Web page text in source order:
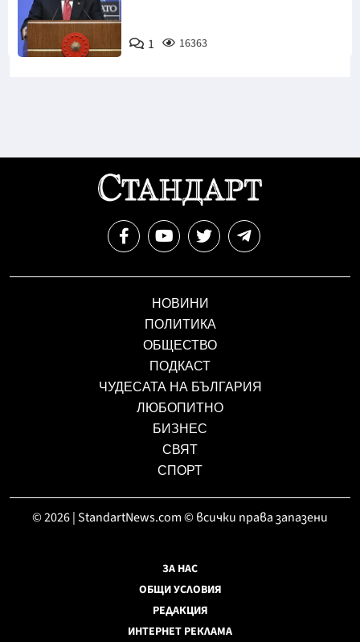
1 16363
НОВИНИ
ПОЛИТИКА
ОБЩЕСТВО
ПОДКАСТ
ЧУДЕСАТА НА БЪЛГАРИЯ
ЛЮБОПИТНО
БИЗНЕС
СВЯТ
СПОРТ
© 2026 | StandartNews.com © всички права запазени
ЗА НАС
ОБЩИ УСЛОВИЯ
РЕДАКЦИЯ
ИНТЕРНЕТ РЕКЛАМА